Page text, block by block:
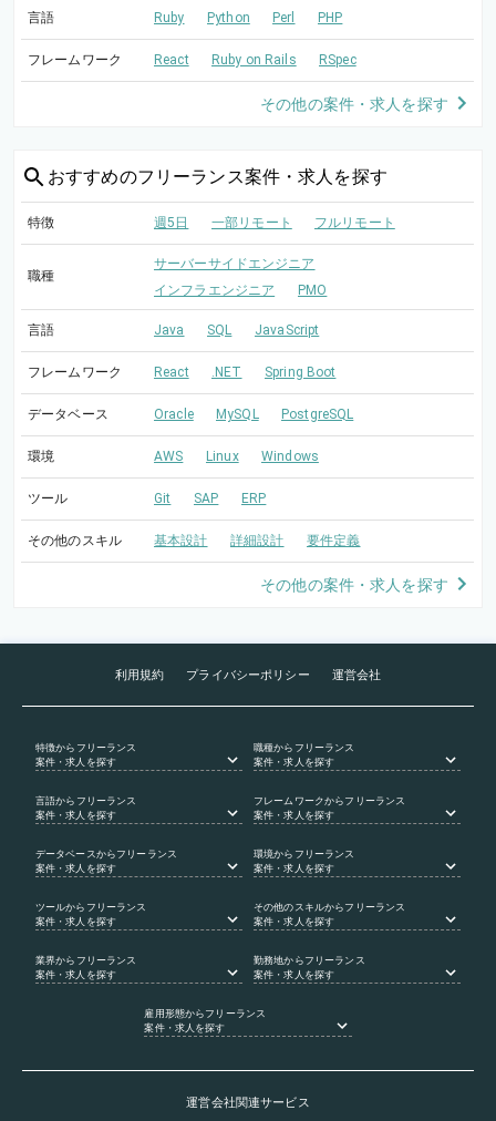
言語 Ruby Python Perl PHP
フレームワーク React Ruby on Rails RSpec
その他の案件・求人を探す
おすすめのフリーランス案件・求人を探す
特徴 週5日 一部リモート フルリモート
職種
サーバーサイドエンジニア
インフラエンジニア
PMO
言語 Java SQL JavaScript
フレームワーク React .NET Spring Boot
データベース Oracle MySQL PostgreSQL
環境 AWS Linux Windows
ツール Git SAP ERP
その他のスキル 基本設計 詳細設計 要件定義
その他の案件・求人を探す
利用規約 プライバシーポリシー 運営会社
特徴からフリーランス
案件・求人を探す
職種からフリーランス
案件・求人を探す
言語からフリーランス
案件・求人を探す
フレームワークからフリーランス
案件・求人を探す
データベース からフリーランス
案件・求人を探す
環境からフリーランス
案件・求人を探す
ツールからフリーランス
案件・求人を探す
その他のスキルからフリーランス
案件・求人を探す
業界からフリーランス
案件・求人を探す
勤務地からフリーランス
案件・求人を探す
雇用形態からフリーランス
案件・求人を探す
運営会社関連サービス